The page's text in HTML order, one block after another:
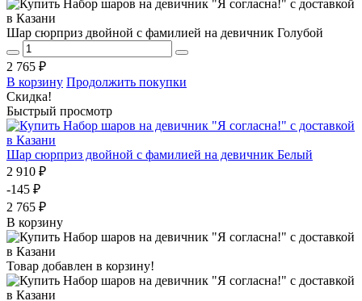
Шар сюрприз двойной с фамилией на девичник Голубой
2 765 ₽
В корзину Продолжить покупки
Скидка!
Быстрый просмотр
Шар сюрприз двойной с фамилией на девичник Белый
2 910 ₽
-145 ₽
2 765 ₽
В корзину
Товар добавлен в корзину!